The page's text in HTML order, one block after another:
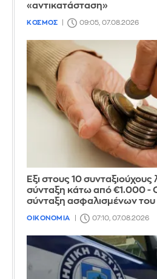
«αντικατάσταση»
ΚΟΣΜΟΣ 09:05, 07.08.2026
Έξι στους 10
σύνταξη κάτω από €1.000 -
σύνταξη ασφαλισμένων του
ΟΙΚΟΝΟΜΙΑ 07:10, 07.08.2026